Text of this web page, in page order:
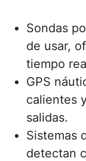
Sondas
de usar,
tiempo
GPS
calientes
salidas.
Sistemas
detectan